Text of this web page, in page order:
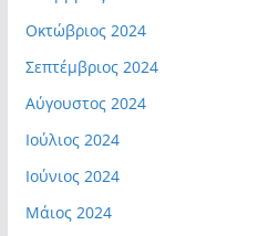
Οκτώβριος 2024
Σεπτέμβριος 2024
Αύγουστος 2024
Ιούλιος 2024
Ιούνιος 2024
Μάιος 2024